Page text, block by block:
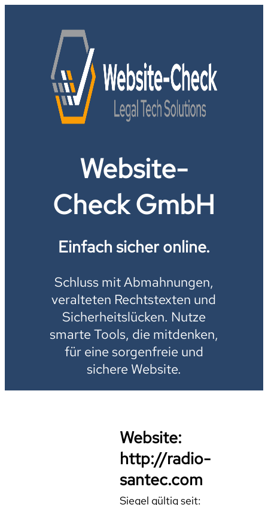
Website-
Check GmbH
Einfach sicher online.
Schluss mit Abmahnungen,
veralteten Rechtstexten und
Sicherheitslücken. Nutze
smarte Tools, die mitdenken,
für eine sorgenfreie und
sichere Website.
Website:
http://radio-
santec.com
Siegel gültig seit: